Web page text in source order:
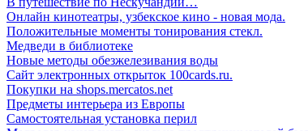
Онлайн кинотеатры, узбекское кино - новая мода.
Положительные моменты тонирования стекл.
Медведи в библиотеке
Новые методы обезжелезивания воды
Сайт электронных открыток 100cards.ru.
Покупки на shops.mercatos.net
Предметы интерьера из Европы
Самостоятельная установка перил